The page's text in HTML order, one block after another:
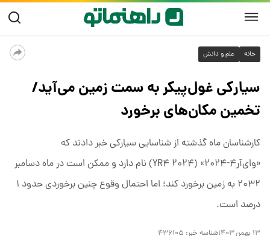
خانه علم و دانش
سیارکی غول‌پیکر به سمت زمین می‌آید/
تخمین مکان‌های برخورد
کارشناسان ماه گذشته از شناسایی سیارکی خبر دادند که
«وای‌آر۴-۲۰۲۴» (۲۰۲۴ YR۴) نام دارد و ممکن است در ماه دسامبر
۲۰۳۲ به زمین برخورد کند؛ اما احتمال وقوع چنین برخوردی حدود ۱
درصد است.
۱۳ بهمن ۱۴۰۳ شناسه خبر: ۴۳۶۱۰۵